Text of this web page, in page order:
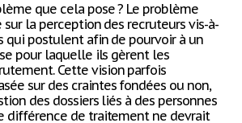
que cela pose ? Le problème
la perception des recruteurs vis-à-
qui postulent afin de pourvoir à un
pour laquelle ils gèrent les
Cette vision parfois
sur des craintes fondées ou non,
des dossiers liés à des personnes
différence de traitement ne devrait